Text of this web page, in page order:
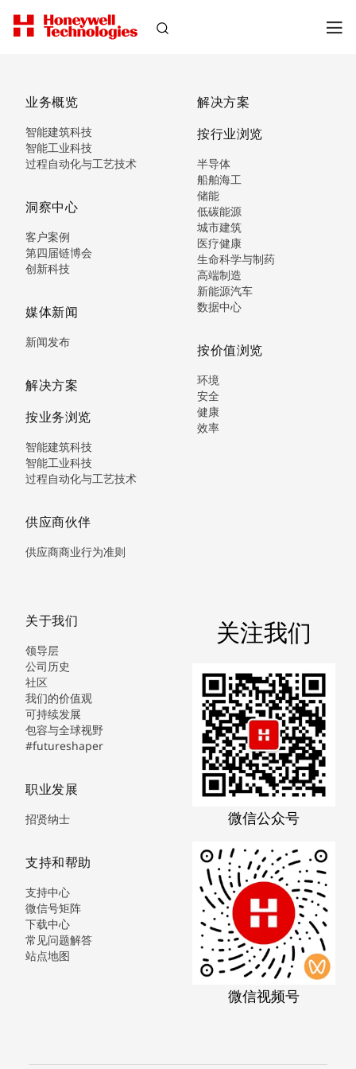
业务概览
智能建筑科技
智能工业科技
过程自动化与工艺技术
洞察中心
客户案例
第四届链博会
创新科技
媒体新闻
新闻发布
解决方案
按业务浏览
智能建筑科技
智能工业科技
过程自动化与工艺技术
供应商伙伴
供应商商业行为准则
解决方案
按行业浏览
半导体
船舶海工
储能
低碳能源
城市建筑
医疗健康
生命科学与制药
高端制造
新能源汽车
数据中心
按价值浏览
环境
安全
健康
效率
关于我们
领导层
公司历史
社区
我们的价值观
可持续发展
包容与全球视野
#futureshaper
职业发展
招贤纳士
支持和帮助
支持中心
微信号矩阵
下载中心
常见问题解答
站点地图
关注我们
微信公众号
微信视频号